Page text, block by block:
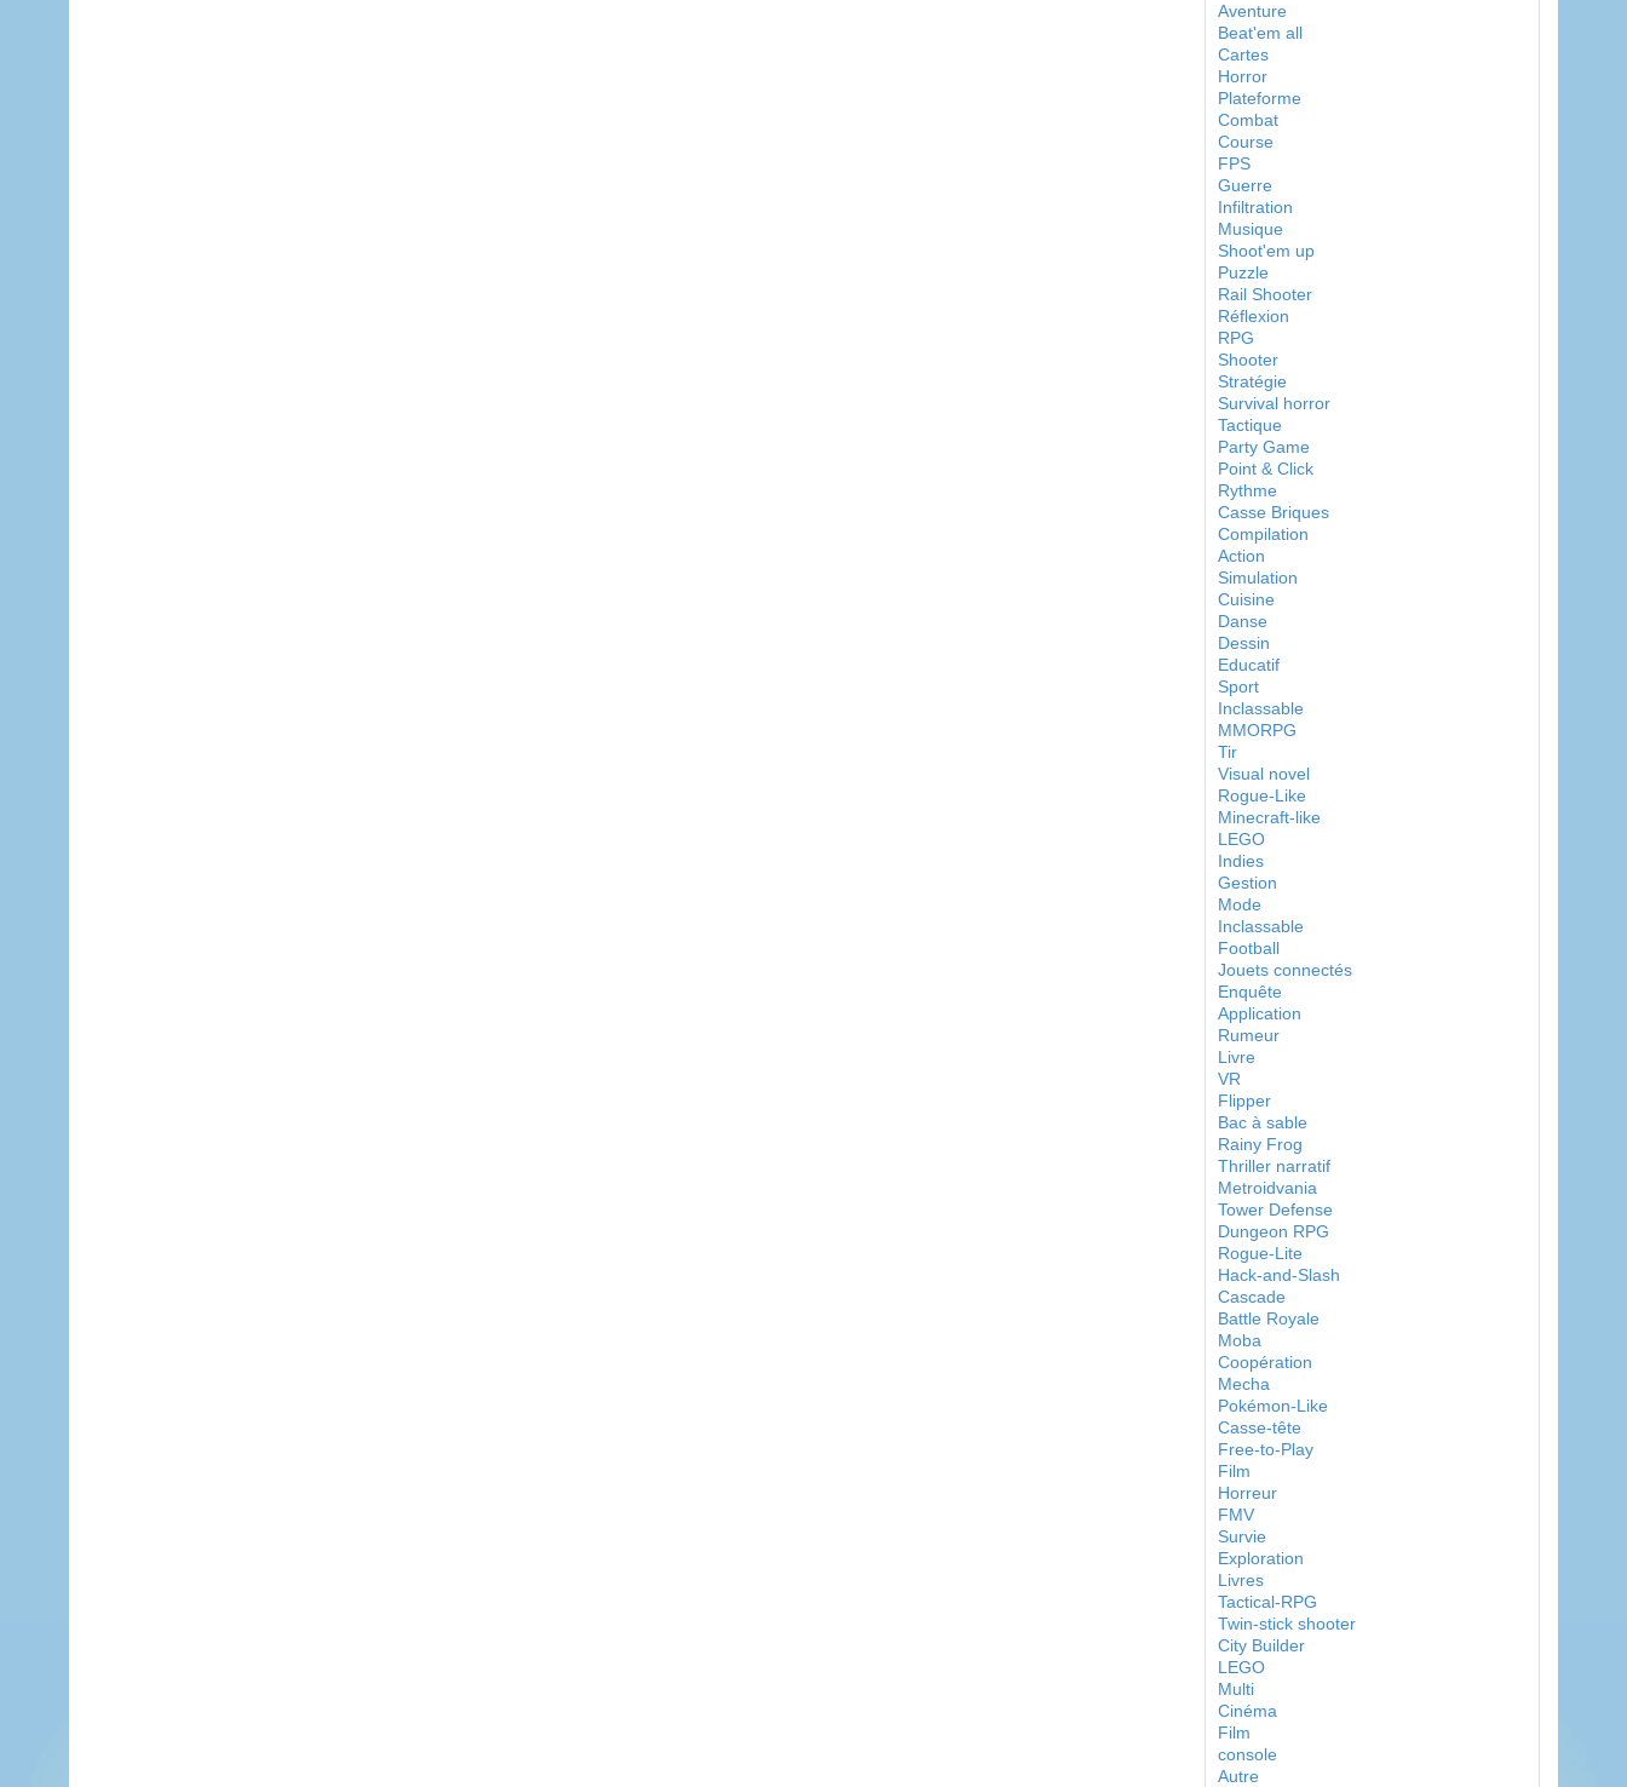
Aventure
Beat'em all
Cartes
Horror
Plateforme
Combat
Course
FPS
Guerre
Infiltration
Musique
Shoot'em up
Puzzle
Rail Shooter
Réflexion
RPG
Shooter
Stratégie
Survival horror
Tactique
Party Game
Point & Click
Rythme
Casse Briques
Compilation
Action
Simulation
Cuisine
Danse
Dessin
Educatif
Sport
Inclassable
MMORPG
Tir
Visual novel
Rogue-Like
Minecraft-like
LEGO
Indies
Gestion
Mode
Inclassable
Football
Jouets connectés
Enquête
Application
Rumeur
Livre
VR
Flipper
Bac à sable
Rainy Frog
Thriller narratif
Metroidvania
Tower Defense
Dungeon RPG
Rogue-Lite
Hack-and-Slash
Cascade
Battle Royale
Moba
Coopération
Mecha
Pokémon-Like
Casse-tête
Free-to-Play
Film
Horreur
FMV
Survie
Exploration
Livres
Tactical-RPG
Twin-stick shooter
City Builder
LEGO
Multi
Cinéma
Film
console
Autre